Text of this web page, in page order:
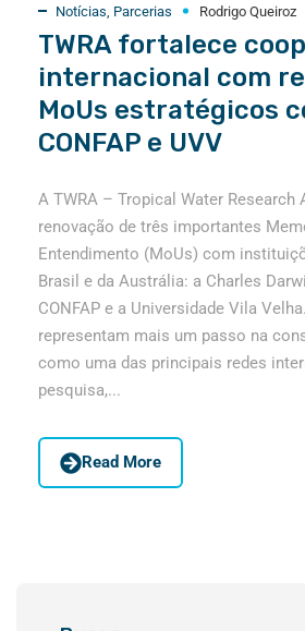
Notícias Parcerias Rodrigo Queiroz
TWRA fortalece
internacional com
MoUs estratégicos
CONFAP e UVV
A TWRA – Tropical Water Research
renovação de três importantes
Entendimento (MoUs) com
Brasil e da Austrália: a Charles
CONFAP e a Universidade Vila
representam mais um passo na
como uma das principais redes
pesquisa,...
Read More